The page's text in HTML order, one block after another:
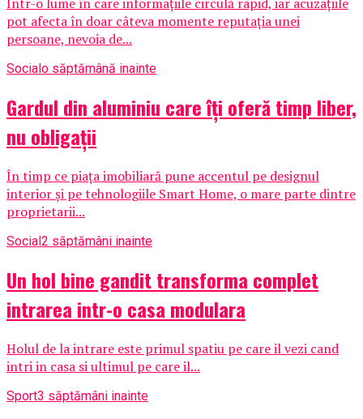
pot afecta în doar câteva momente reputația unei
persoane, nevoia de...
Socialo săptămână inainte
Gardul din aluminiu care îți oferă timp liber,
nu obligații
În timp ce piața imobiliară pune accentul pe designul
interior și pe tehnologiile Smart Home, o mare parte dintre
proprietarii...
Social2 săptămâni inainte
Un hol bine gandit transforma complet
intrarea intr-o casa modulara
Holul de la intrare este primul spatiu pe care il vezi cand
intri in casa si ultimul pe care il...
Sport3 săptămâni inainte